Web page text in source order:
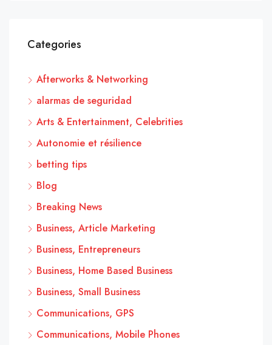
Categories
Afterworks & Networking
alarmas de seguridad
Arts & Entertainment, Celebrities
Autonomie et résilience
betting tips
Blog
Breaking News
Business, Article Marketing
Business, Entrepreneurs
Business, Home Based Business
Business, Small Business
Communications, GPS
Communications, Mobile Phones